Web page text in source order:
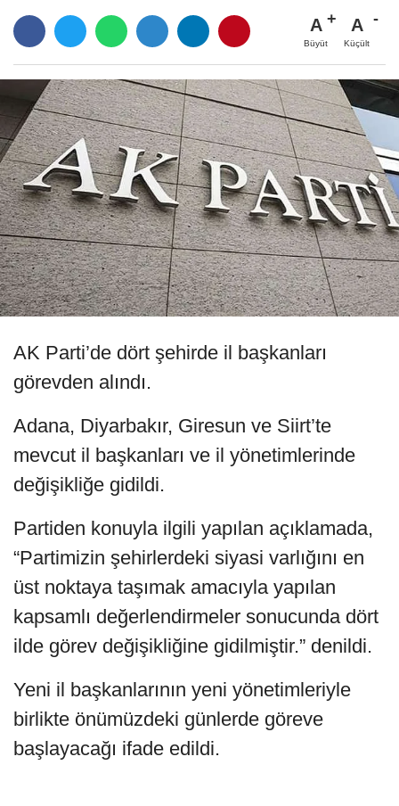
A
Büyüt
A
Küçült
AK Parti’de dört şehirde il başkanları
görevden alındı.
Adana, Diyarbakır, Giresun ve Siirt’te
mevcut il başkanları ve il yönetimlerinde
değişikliğe gidildi.
Partiden konuyla ilgili yapılan açıklamada,
“Partimizin şehirlerdeki siyasi varlığını en
üst noktaya taşımak amacıyla yapılan
kapsamlı değerlendirmeler sonucunda dört
ilde görev değişikliğine gidilmiştir.” denildi.
Yeni il başkanlarının yeni yönetimleriyle
birlikte önümüzdeki günlerde göreve
başlayacağı ifade edildi.